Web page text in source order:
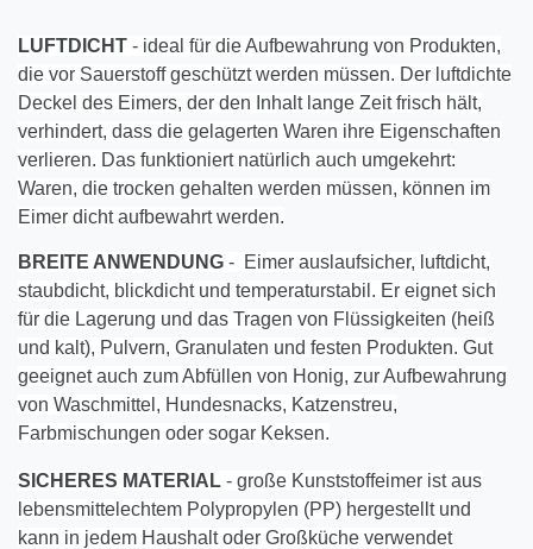
LUFTDICHT - ideal für die Aufbewahrung von Produkten,
die vor Sauerstoff geschützt werden müssen. Der luftdichte
Deckel des Eimers, der den Inhalt lange Zeit frisch hält,
verhindert, dass die gelagerten Waren ihre Eigenschaften
verlieren. Das funktioniert natürlich auch umgekehrt:
Waren, die trocken gehalten werden müssen, können im
Eimer dicht aufbewahrt werden.
BREITE ANWENDUNG - Eimer auslaufsicher, luftdicht,
staubdicht, blickdicht und temperaturstabil. Er eignet sich
für die Lagerung und das Tragen von Flüssigkeiten (heiß
und kalt), Pulvern, Granulaten und festen Produkten. Gut
geeignet auch zum Abfüllen von Honig, zur Aufbewahrung
von Waschmittel, Hundesnacks, Katzenstreu,
Farbmischungen oder sogar Keksen.
SICHERES MATERIAL - große Kunststoffeimer ist aus
lebensmittelechtem Polypropylen (PP) hergestellt und
kann in jedem Haushalt oder Großküche verwendet